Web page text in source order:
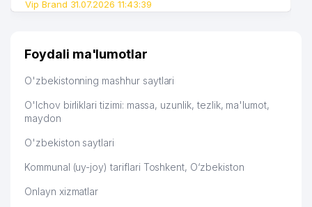
MARIONETTES MChJ
53 NABIEV A.A XUSUSIY KORXONASI
54 BEBETTO XUSUSIY KORXONASI
BBQ BARBEQUE BURGER MChJ 459 м
56 EYFEL PARFUM MChJ
57 HAVOQAND PEOPLE MChJ
58 UNIVERSAL HOME MChJ
Vip Brand 31.07.2026 11:43:39
Foydali ma'lumotlar
O'zbekistonning mashhur saytlari
O'lchov birliklari tizimi: massa, uzunlik, tezlik, ma'lumot,
maydon
O'zbekiston saytlari
Kommunal (uy-joy) tariflari Toshkent, O‘zbekiston
Onlayn xizmatlar